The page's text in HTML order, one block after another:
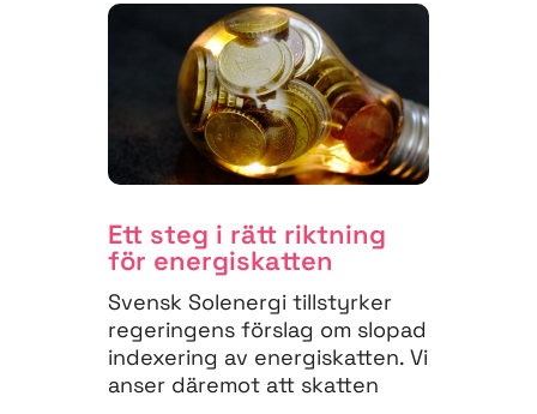
Ett steg i rätt riktning
för energiskatten
Svensk Solenergi tillstyrker
regeringens förslag om slopad
indexering av energiskatten. Vi
anser däremot att skatten